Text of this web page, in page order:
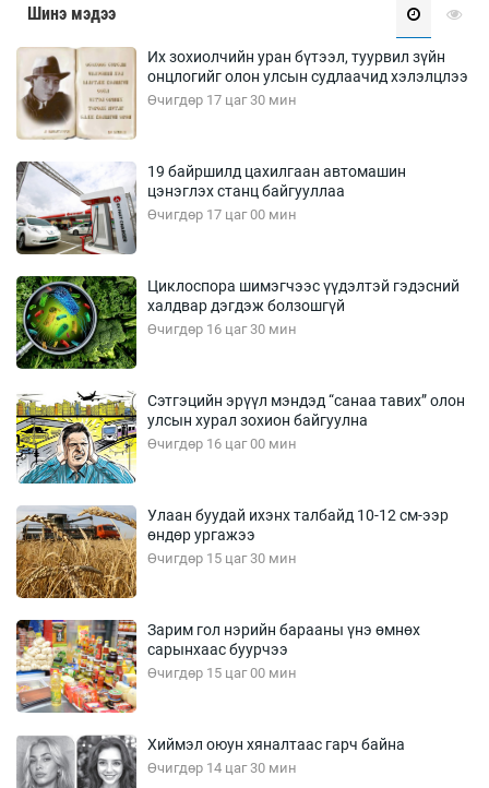
Шинэ мэдээ
Их зохиолчийн уран бүтээл, туурвил зүйн
онцлогийг олон улсын судлаачид хэлэлцлээ
Өчигдөр 17 цаг 30 мин
19 байршилд цахилгаан автомашин
цэнэглэх станц байгууллаа
Өчигдөр 17 цаг 00 мин
Циклоспора шимэгчээс үүдэлтэй гэдэсний
халдвар дэгдэж болзошгүй
Өчигдөр 16 цаг 30 мин
Сэтгэцийн эрүүл мэндэд “санаа тавих” олон
улсын хурал зохион байгуулна
Өчигдөр 16 цаг 00 мин
Улаан буудай ихэнх талбайд 10-12 см-ээр
өндөр ургажээ
Өчигдөр 15 цаг 30 мин
Зарим гол нэрийн барааны үнэ өмнөх
сарынхаас буурчээ
Өчигдөр 15 цаг 00 мин
Хиймэл оюун хяналтаас гарч байна
Өчигдөр 14 цаг 30 мин